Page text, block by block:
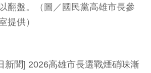
翻盤。（圖／國民黨高雄市長參
提供）
新聞] 2026高雄市長選戰煙硝味漸